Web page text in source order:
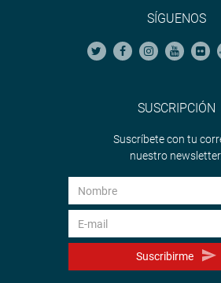
SÍGUENOS
SUSCRIPCIÓN
Suscríbete con tu
nuestro newsletter.
Suscribirme